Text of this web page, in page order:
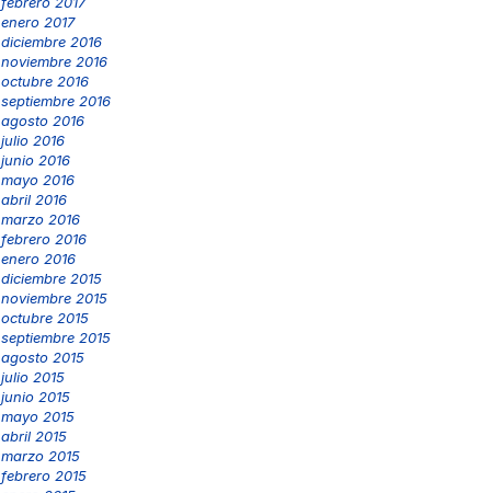
enero 2017
diciembre 2016
noviembre 2016
octubre 2016
septiembre 2016
agosto 2016
julio 2016
junio 2016
mayo 2016
abril 2016
marzo 2016
febrero 2016
enero 2016
diciembre 2015
noviembre 2015
octubre 2015
septiembre 2015
agosto 2015
julio 2015
junio 2015
mayo 2015
abril 2015
marzo 2015
febrero 2015